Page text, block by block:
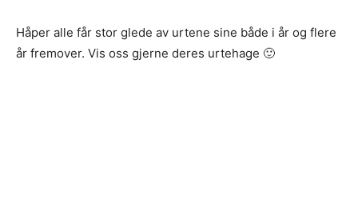
Håper alle får stor glede av urtene sine både i år og flere
år fremover. Vis oss gjerne deres urtehage 🙂